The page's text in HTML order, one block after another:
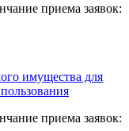
приема заявок:
имущества для
приема заявок: